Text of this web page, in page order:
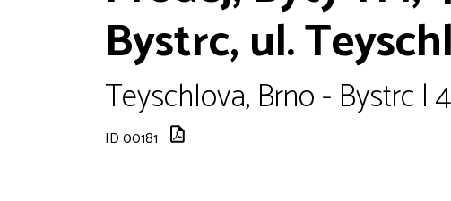
Bystrc, ul.
Teyschlova, Brno - Bystrc |
ID 00181